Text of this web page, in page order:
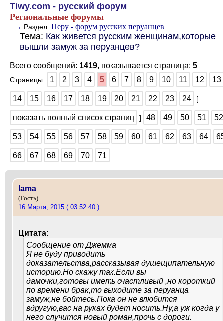
Tiwy.com - русский форум
Региональные форумы
→ Раздел: Перу - форум русских перуанцев
Тема: Как живется русским женщинам,которые
вышли замуж за перуанцев?
Всего сообщений: 1419, показывается страница: 5
Страницы: 1 2 3 4 5 6 7 8 9 10 11 12 13
14 15 16 17 18 19 20 21 22 23 24 [
показать полный список страниц ] 48 49 50 51 52
53 54 55 56 57 58 59 60 61 62 63 64
66 67 68 69 70 71
lama
(Гость)
16 Марта, 2015 ( 03:52:40 )
Цитата:
Сообщение отДжемма
Я не буду приводить
доказательства,рассказывая душещипательную
историю.Но скажу так.Если вы
дамочки,готовы иметь счастливый ,но короткий
по времени брак,то выходите за перуанца
замуж,не бойтесь.Пока он не влюбится
вдругую,вас на руках будет носить.Ну,а уж когда у
него случится новый роман,прочь с дороги.